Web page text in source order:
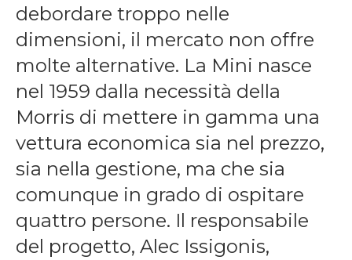
debordare troppo nelle
dimensioni, il mercato non offre
molte alternative. La Mini nasce
nel 1959 dalla necessità della
Morris di mettere in gamma una
vettura economica sia nel prezzo,
sia nella gestione, ma che sia
comunque in grado di ospitare
quattro persone. Il responsabile
del progetto, Alec Issigonis,